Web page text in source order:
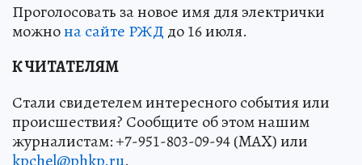
Проголосовать за новое имя для электрички
можнона сайте РЖД до 16 июля.
К ЧИТАТЕЛЯМ
Стали свидетелем интересного события или
происшествия? Сообщите об этом нашим
журналистам: +7-951-803-09-94 (MAX) или